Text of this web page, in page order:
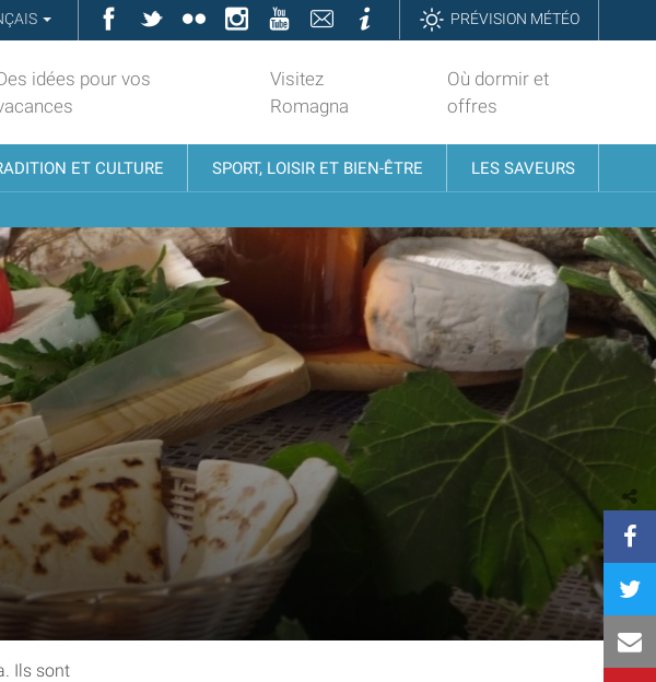
Facebook
TwitterFlickrInstagramYouTubeContattiInformazioniPRÉVISION MÉTÉO
idées pour vos
Visitez
Romagna
Où dormir et
offres
ET CULTURE SPORT, LOISIR ET BIEN-ÊTRE LES SAVEURS
Ils sont